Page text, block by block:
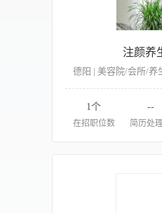
注颜养
德阳 | 美容院/会所/养
1个
在招职位数
--
简历处